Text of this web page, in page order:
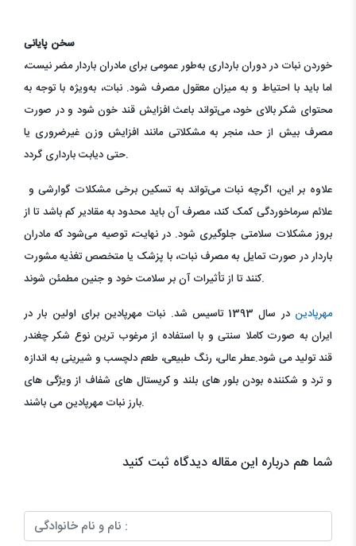
سخن پایانی
خوردن نبات در دوران بارداری به‌طور عمومی برای مادران باردار مضر نیست،
اما باید با احتیاط و به میزان معقول مصرف شود. نبات، به‌ویژه با توجه به
محتوای شکر بالای خود، می‌تواند باعث افزایش قند خون شود و در صورت
مصرف بیش از حد، منجر به مشکلاتی مانند افزایش وزن غیرضروری یا
حتی دیابت بارداری گردد.
علائم سرماخوردگی کمک کند، مصرف آن باید محدود به مقادیر کم باشد تا از
بروز مشکلات سلامتی جلوگیری شود. در نهایت، توصیه می‌شود که مادران
باردار در صورت تمایل به مصرف نبات، با پزشک یا متخصص تغذیه مشورت
کنند تا از تأثیرات آن بر سلامت خود و جنین مطمئن شوند.
مهرپادین
در سال 1393 تاسیس شد. نبات مهرپادین برای اولین بار در
ایران به صورت کاملا سنتی و با استفاده از مرغوب ترین نوع شکر چغندر
قند تولید می شود.عطر عالی، رنگ طبیعی، طعم دلچسب و شیرینی به اندازه
و ترد و شکننده بودن بلور های بلند و کریستال های شفاف از ویژگی های
بارز نبات مهرپادین می باشند.
شما هم درباره این مقاله دیدگاه ثبت کنید